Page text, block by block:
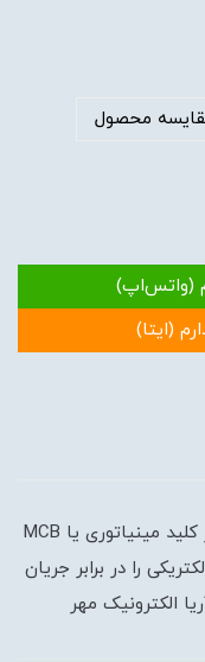
محصول
(واتس‌اپ)
(ایتا)
برند PARS FANAL قدرت قطع 6 کیلوآمپر کلید مینیاتوری یا MCB
را در برابر جریان
الکترونیک مهر